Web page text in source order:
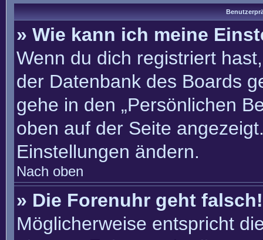
» Wie kann ich meine
Wenn du dich registriert
der Datenbank des Boards
gehe in den „Persönlichen
oben auf der Seite
Einstellungen ändern.
Nach oben
» Die Forenuhr geht falsch!
Möglicherweise entspricht